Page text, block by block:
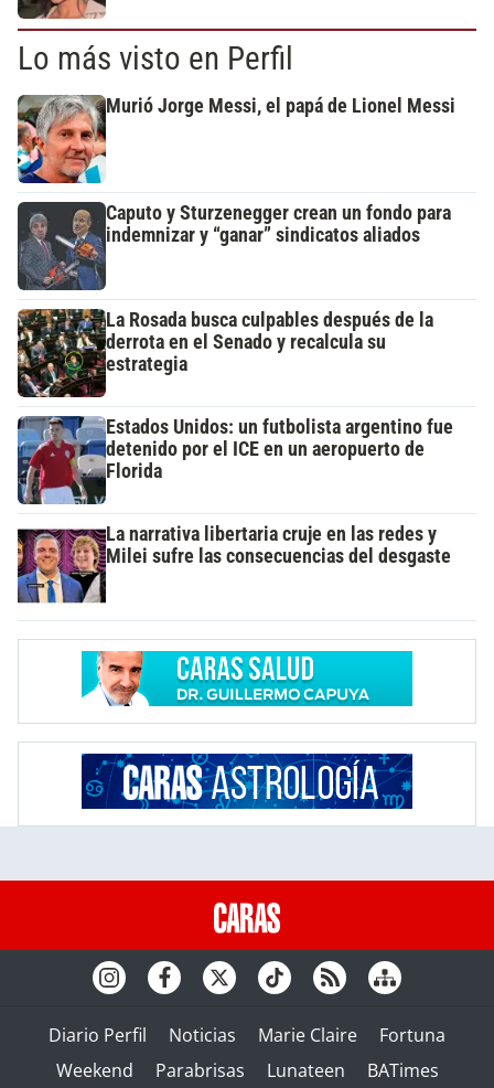
Lo más visto en Perfil
Murió Jorge Messi, el papá de Lionel Messi
Caputo y Sturzenegger crean un fondo para
indemnizar y “ganar” sindicatos aliados
La Rosada busca culpables después de la
derrota en el Senado y recalcula su
estrategia
Estados Unidos: un futbolista argentino fue
detenido por el ICE en un aeropuerto de
Florida
La narrativa libertaria cruje en las redes y
Milei sufre las consecuencias del desgaste
Diario Perfil Noticias Marie Claire
Fortuna
Weekend
Parabrisas Lunateen BATimes